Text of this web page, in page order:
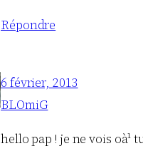
Répondre
6 février, 2013
BLOmiG
hello pap ! je ne vois oà¹